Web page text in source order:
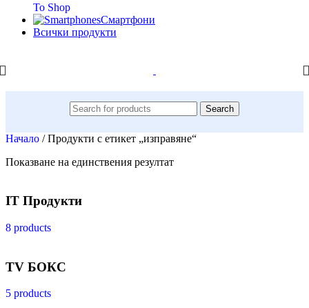
To Shop
Смартфони
Всички продукти
Search
Начало / Продукти с етикет „изправяне“
Показване на единствения резултат
IT Продукти
8 products
TV БОКС
5 products